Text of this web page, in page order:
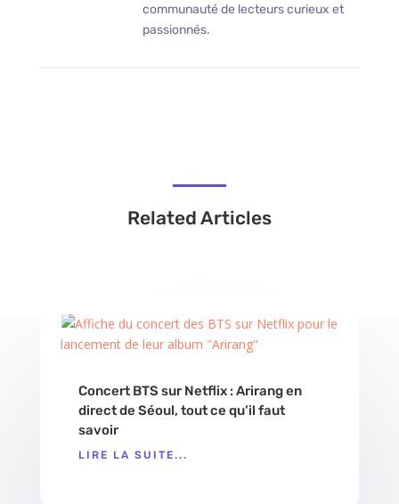
communauté de lecteurs curieux et
passionnés.
Related Articles
Concert BTS sur Netflix : Arirang en
direct de Séoul, tout ce qu’il faut
savoir
LIRE LA SUITE...